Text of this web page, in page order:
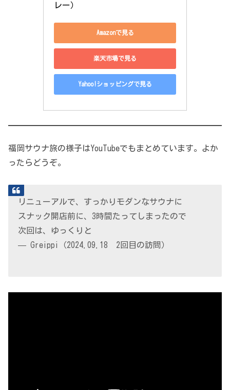
レー）
Amazonで見る
楽天市場で見る
Yahoo!ショッピングで見る
福岡サウナ旅の様子はYouTubeでもまとめています。よか
ったらどうぞ。
リニューアルで、すっかりモダンなサウナに
スナック開店前に、3時間たってしまったので
次回は、ゆっくりと
— Greippi（2024.09.18 2回目の訪問）